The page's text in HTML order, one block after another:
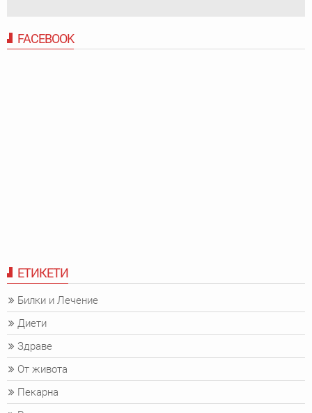
FACEBOOK
ЕТИКЕТИ
Билки и Лечение
Диети
Здраве
От живота
Пекарна